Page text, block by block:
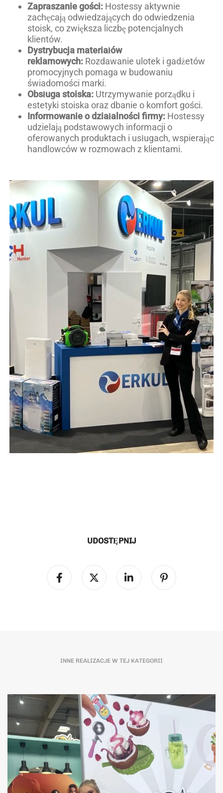
Zapraszanie gości: Hostessy aktywnie
zachęcają odwiedzających do odwiedzenia
stoisk, co zwiększa liczbę potencjalnych
klientów.
Dystrybucja materiałów
reklamowych: Rozdawanie ulotek i gadżetów
promocyjnych pomaga w budowaniu
świadomości marki.
Obsługa stoiska: Utrzymywanie porządku i
estetyki stoiska oraz dbanie o komfort gości.
Informowanie o działalności firmy: Hostessy
udzielają podstawowych informacji o
oferowanych produktach i usługach, wspierając
handlowców w rozmowach z klientami.
UDOSTĘPNIJ
INNE REALIZACJE W TEJ KATEGORII